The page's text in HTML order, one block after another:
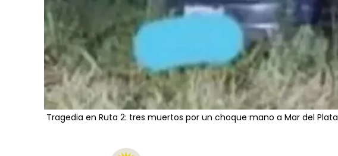
Tragedia en Ruta 2: tres muertos por un choque mano a Mar del Plata